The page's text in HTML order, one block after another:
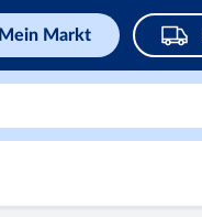
Mein Markt